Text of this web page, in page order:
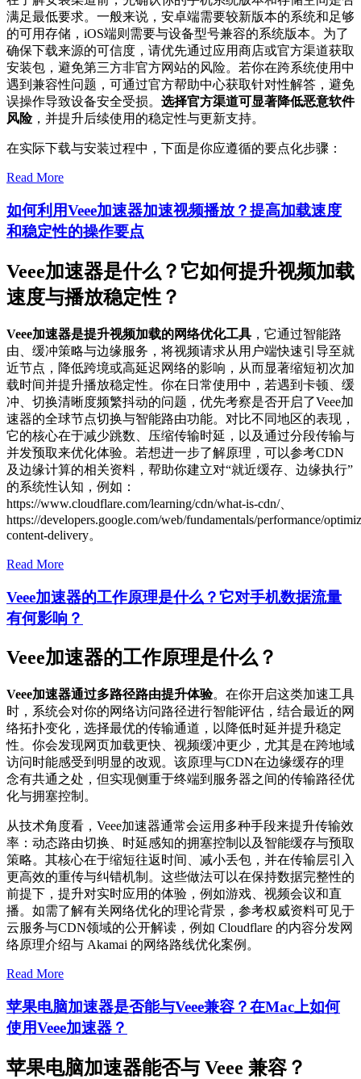
满足最低要求。一般来说，安卓端需要较新版本的系统和足够
的可用存储，iOS端则需要与设备型号兼容的系统版本。为了
确保下载来源的可信度，请优先通过应用商店或官方渠道获取
安装包，避免第三方非官方网站的风险。若你在跨系统使用中
遇到兼容性问题，可通过官方帮助中心获取针对性解答，避免
误操作导致设备安全受损。 选择官方渠道可显著降低恶意软件
风险，并提升后续使用的稳定性与更新支持。
在实际下载与安装过程中，下面是你应遵循的要点化步骤：
Read More
如何利用Veee加速器加速视频播放？提高加载速度
和稳定性的操作要点
Veee加速器是什么？它如何提升视频加载
速度与播放稳定性？
Veee加速器是提升视频加载的网络优化工具 ，它通过智能路
由、缓冲策略与边缘服务，将视频请求从用户端快速引导至就
近节点，降低跨境或高延迟网络的影响，从而显著缩短初次加
载时间并提升播放稳定性。你在日常使用中，若遇到卡顿、缓
冲、切换清晰度频繁抖动的问题，优先考察是否开启了Veee加
速器的全球节点切换与智能路由功能。对比不同地区的表现，
它的核心在于减少跳数、压缩传输时延，以及通过分段传输与
并发预取来优化体验。若想进一步了解原理，可以参考CDN
及边缘计算的相关资料，帮助你建立对“就近缓存、边缘执行”
的系统性认知，例如：
https://www.cloudflare.com/learning/cdn/what-is-cdn/、
https://developers.google.com/web/fundamentals/performance/
content-delivery。
Read More
Veee加速器的工作原理是什么？它对手机数据流量
有何影响？
Veee加速器的工作原理是什么？
Veee加速器通过多路径路由提升体验。在你开启这类加速工具
时，系统会对你的网络访问路径进行智能评估，结合最近的网
络拓扑变化，选择最优的传输通道，以降低时延并提升稳定
性。你会发现网页加载更快、视频缓冲更少，尤其是在跨地域
访问时能感受到明显的改观。该原理与CDN在边缘缓存的理
念有共通之处，但实现侧重于终端到服务器之间的传输路径优
化与拥塞控制。
从技术角度看，Veee加速器通常会运用多种手段来提升传输效
率：动态路由切换、时延感知的拥塞控制以及智能缓存与预取
策略。其核心在于缩短往返时间、减小丢包，并在传输层引入
更高效的重传与纠错机制。这些做法可以在保持数据完整性的
前提下，提升对实时应用的体验，例如游戏、视频会议和直
播。如需了解有关网络优化的理论背景，参考权威资料可见于
云服务与CDN领域的公开解读，例如 Cloudflare 的内容分发网
络原理介绍与 Akamai 的网络路线优化案例。
Read More
苹果电脑加速器是否能与Veee兼容？在Mac上如何
使用Veee加速器？
苹果电脑加速器能否与 Veee 兼容？